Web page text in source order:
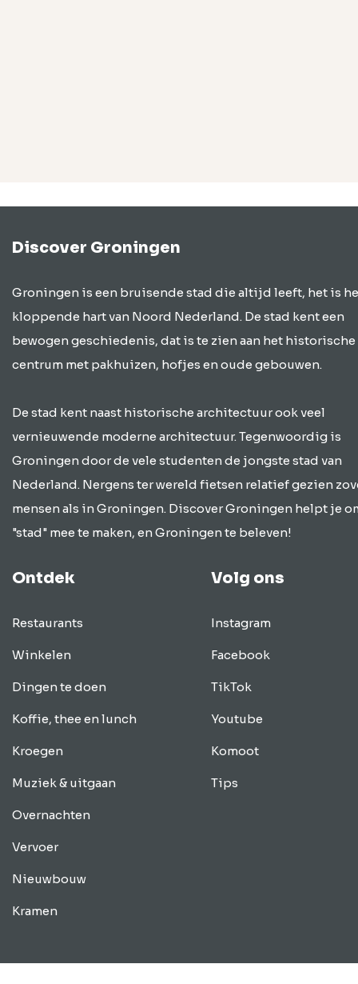
Discover Groningen
Groningen is een bruisende stad die altijd leeft, het is
kloppende hart van Noord Nederland. De stad kent een
bewogen geschiedenis, dat is te zien aan het historische
centrum met pakhuizen, hofjes en oude gebouwen.
De stad kent naast historische architectuur ook veel
vernieuwende moderne architectuur. Tegenwoordig is
Groningen door de vele studenten de jongste stad van
Nederland. Nergens ter wereld fietsen relatief gezien
mensen als in Groningen. Discover Groningen helpt je
"stad" mee te maken, en Groningen te beleven!
Ontdek
Restaurants
Winkelen
Dingen te doen
Koffie, thee en lunch
Kroegen
Muziek & uitgaan
Overnachten
Vervoer
Nieuwbouw
Kramen
Volg ons
Instagram
Facebook
TikTok
Youtube
Komoot
Tips